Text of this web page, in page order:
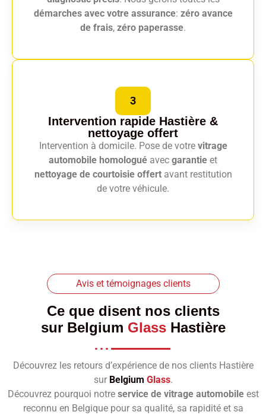
démarches avec votre assurance: zéro avance
de frais, zéro paperasse.
3
Intervention rapide Hastière &
nettoyage offert
Intervention à domicile. Pose de votre vitrage
automobile homologué avec garantie et
nettoyage de courtoisie offertavant restitution
de votre véhicule.
Avis et témoignages clients
Ce que disent nos clients
sur Belgium GlassHastière
Découvrez les retours d’expérience de nos clients Hastière
sur Belgium Glass.
Découvrez pourquoi notre service de vitrage automobileest
reconnu en Belgique pour sa qualité, sa rapidité et sa